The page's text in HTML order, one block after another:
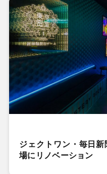
ジェクトワン・毎日
場にリノベーション